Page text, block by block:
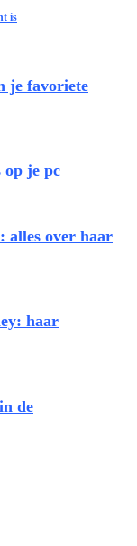
is
je favoriete
op je pc
alles over haar
haar
de